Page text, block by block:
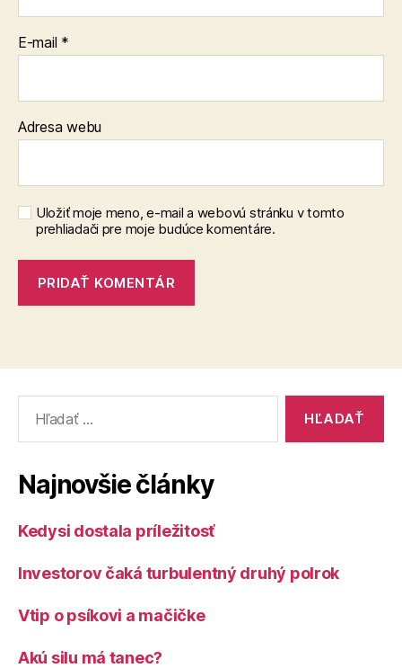
E-mail *
Adresa webu
Uložiť moje meno, e-mail a webovú stránku v tomto
prehliadači pre moje budúce komentáre.
Najnovšie články
Kedysi dostala príležitosť
Investorov čaká turbulentný druhý polrok
Vtip o psíkovi a mačičke
Akú silu má tanec?